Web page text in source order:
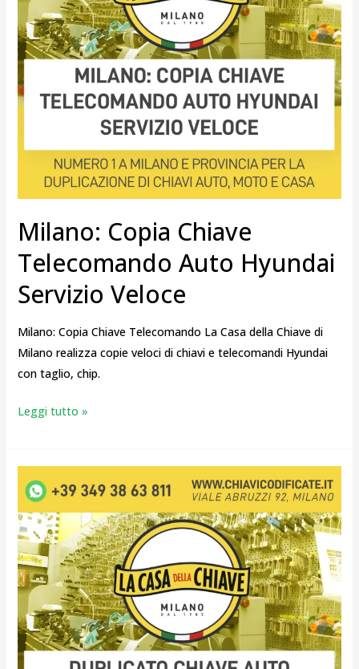
Milano: Copia Chiave
Telecomando Auto Hyundai
Servizio Veloce
Milano: Copia Chiave Telecomando La Casa della Chiave di
Milano realizza copie veloci di chiavi e telecomandi Hyundai
con taglio, chip.
Servizio
Veloce
Leggi tutto »
Chiave
auto
Hyundai
con
il
Telecomando
Rotto
a